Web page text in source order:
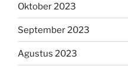
Oktober 2023
September 2023
Agustus 2023